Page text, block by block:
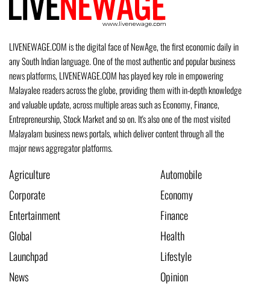
LIVENEWAGE.COM is the digital face of NewAge, the first economic daily in
any South Indian language. One of the most authentic and popular business
news platforms, LIVENEWAGE.COM has played key role in empowering
Malayalee readers across the globe, providing them with in-depth knowledge
and valuable update, across multiple areas such as Economy, Finance,
Entrepreneurship, Stock Market and so on. It's also one of the most visited
Malayalam business news portals, which deliver content through all the
major news aggregator platforms.
Agriculture
Automobile
Corporate
Economy
Entertainment
Finance
Global
Health
Launchpad
Lifestyle
News
Opinion